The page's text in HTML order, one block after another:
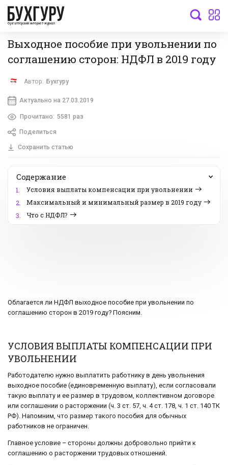
бухгалтерский интернет-журнал
Выходное пособие при увольнении по
соглашению сторон: НДФЛ в 2019 году
Автор: Бухгуру
Актуально на 27.03.2019
Прочитано: 5581 раз
Поделиться
Сохранить статью
Содержание
1.
Условия выплаты компенсации при увольнении
2.
Максимальный и минимальный размер в 2019 году
3.
Что с НДФЛ?
Облагается ли НДФЛ выходное пособие при увольнении по
соглашению сторон в 2019 году? Поясним.
УСЛОВИЯ ВЫПЛАТЫ КОМПЕНСАЦИИ ПРИ
УВОЛЬНЕНИИ
Работодателю нужно выплатить работнику в день увольнения
выходное пособие (единовременную выплату), если согласовали
такую выплату и ее размер в трудовом, коллективном договоре
или соглашении о расторжении (ч. 3 ст. 57, ч. 4 ст. 178, ч. 1 ст. 140 ТК
РФ). Напомним, что размер такого пособия для обычных
работников не ограничен.
Главное условие – стороны должны добровольно прийти к
соглашению о расторжении трудовых отношений.